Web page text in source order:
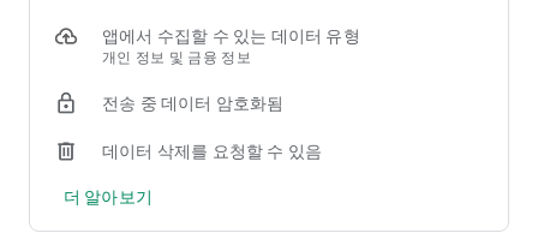
하셔야 하며, 지원사업에 따라 정책발행 카드 수령 방식이 다를
수 있습니다.
▶ 체크카드와 같은 30% 소득공제
팝업 또는 '전체 메뉴 > 소득공제 신청'에 동의하면 카드 등록과
(이미 등록한 카드가 있을 경우 카드 등록 시점부터 결제 내역에
대해 공제 혜택이 일괄 적용됩니다.)
앱에서 수집할 수 있는 데이터 유형
개인 정보 및 금융 정보
전송 중 데이터 암호화됨
데이터 삭제를 요청할 수 있음
더 알아보기